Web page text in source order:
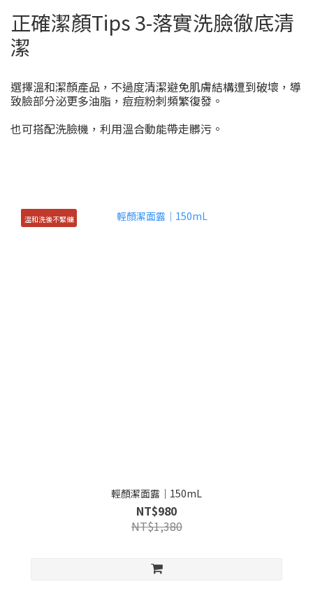
正確潔顏Tips 3-落實洗臉徹底清
潔
選擇溫和潔顏產品，不過度清潔避免肌膚結構遭到破壞，導
致臉部分泌更多油脂，痘痘粉刺頻繁復發。
也可搭配洗臉機，利用溫合動能帶走髒污。
溫和洗後不緊繃
輕顏潔面露｜150mL
NT$980
NT$1,380